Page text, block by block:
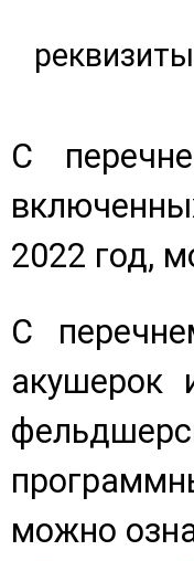
С
2022 год,
С
акушерок
можно